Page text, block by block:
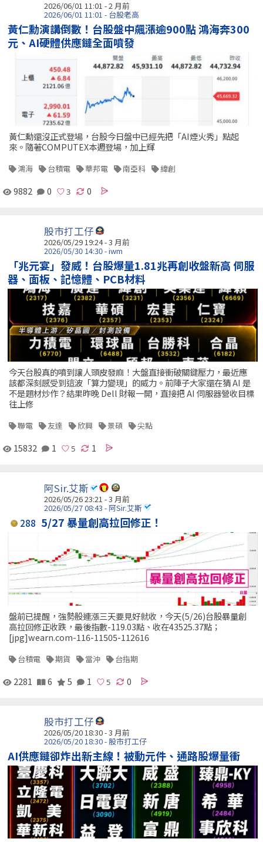
2026/06/01 11:01 - 2 月前
2026/06/01 11:01 - 台股老高
黃仁勳演講倒數！台股盤中飆漲逾900點 鴻海奔300
元、AI硬體供應鏈全面噴發
黃仁勳還沒正式登場，台股今日盤中已經先把「AI煙火秀」點起
來。隨著COMPUTEX本週登場，加上輝
鴻海 台積電 華邦電 南亞科 緯創
9882 0 0
股市打工仔
2026/05/29 19:24 - 3 月前
2026/05/30 14:30 - iwm
「兆元宴」發威！台股爆量1.81兆再創收盤新高 伺服
器、面板、記憶體、PCB材料
今天台股真的噴到讓人頭皮發麻！大盤直接衝破關鍵壓力，最近應
該都深刻感受到這波「算力變現」的威力。前陣子大家還在猜 AI 是
不是題材炒作？結果昨晚 Dell 財報一開，直接把 AI 伺服器營收目標
往上修
聯電 友達 欣興 景碩 尖點
15832 1 1
阿Sir.艾斯
2026/05/26 23:21 - 3 月前
2026/05/27 08:43 - 阿Sir.艾斯
288 5/27 暴量創高拉回修正！
盤前已提醒，強勢股連漲三天要見好就收，今天(5/26)台股暴量創
高拉回修正收跌，最後指數-119.03點、收在43525.37點；
[jpg]wearn.com-116-11505-112616
台積電 期貨 當沖 台指期
2281 6 5 1 0
股市打工仔
2026/05/20 18:30 - 3 月前
2026/05/20 18:30 - 股市打工仔
AI供應鏈卻炸出新主線！被動元件、通路股爆量衝